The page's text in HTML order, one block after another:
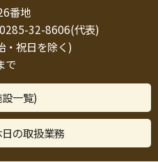
番地
32-8606(代表)
・祝日を除く)
で
一覧)
の取扱業務